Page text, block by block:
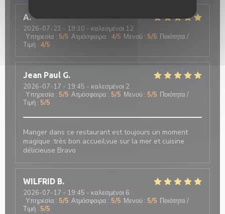
A
2026-07-23 - 19:30 - καλεσμένοι 12
Υπηρεσία : 5/5 Ατμόσφαιρα : 4/5 Μενού : 5/5 Ποιότητα /
Τιμή : 4/5
Jean Paul G
2026-07-17 - 19:45 - καλεσμένοι 2
Υπηρεσία : 5/5 Ατμόσφαιρα : 5/5 Μενού : 5/5 Ποιότητα /
Τιμή : 5/5
Manger dans ce restaurant est toujours un moment
magique :très bon accueil,vue sur la mer et cuisine
délicieuse Bravo
WILFRID B
2026-07-17 - 19:45 - καλεσμένοι 6
Υπηρεσία : 5/5 Ατμόσφαιρα : 5/5 Μενού : 5/5 Ποιότητα /
Τιμή : 5/5